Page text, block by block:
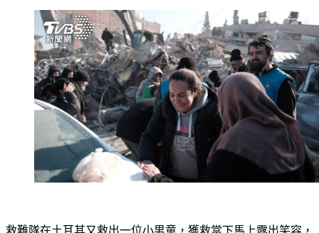
救難隊在土耳其又救出一位小男童，獲救當下馬上露出笑容，